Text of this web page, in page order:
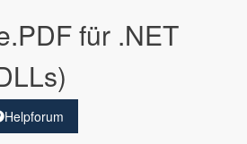
für .NET
Helpforum